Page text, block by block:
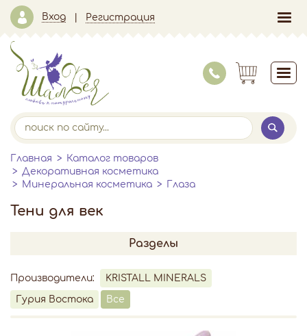
Вход Регистрация
Главная
Каталог товаров
Декоративная косметика
Минеральная косметика
Глаза
Тени для век
Разделы
Производители: KRISTALL MINERALS
Гурия Востока Все